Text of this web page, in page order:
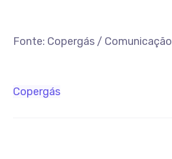
Fonte: Copergás / Comunicação
Copergás